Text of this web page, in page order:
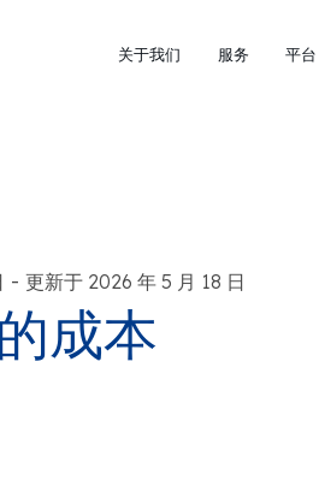
关于我们 服务 平台
- 更新于 2026 年 5 月 18 日
成本